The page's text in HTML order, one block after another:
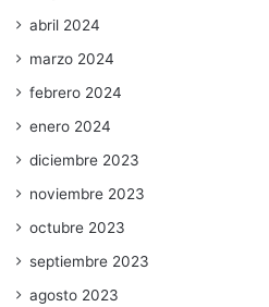
abril 2024
marzo 2024
febrero 2024
enero 2024
diciembre 2023
noviembre 2023
octubre 2023
septiembre 2023
agosto 2023